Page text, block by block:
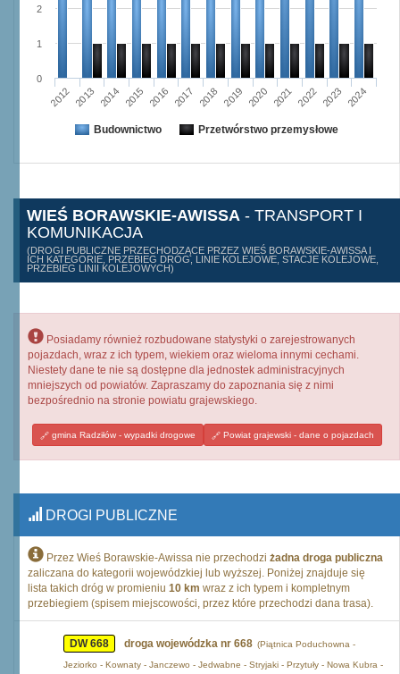
2012 2013 2014 2015 2016 2017 2018 2019 2020 2021 2022 2023 2024
0
1
2
Budownictwo Przetwórstwo przemysłowe
WIEŚ BORAWSKIE-AWISSA - TRANSPORT I
KOMUNIKACJA
(DROGI PUBLICZNE PRZECHODZĄCE PRZEZ WIEŚ BORAWSKIE-AWISSA I
ICH KATEGORIE, PRZEBIEG DRÓG, LINIE KOLEJOWE, STACJE KOLEJOWE,
PRZEBIEG LINII KOLEJOWYCH)
Posiadamy również rozbudowane statystyki o zarejestrowanych
pojazdach, wraz z ich typem, wiekiem oraz wieloma innymi cechami.
Niestety dane te nie są dostępne dla jednostek administracyjnych
mniejszych od powiatów. Zapraszamy do zapoznania się z nimi
bezpośrednio na stronie powiatu grajewskiego.
gmina Radziłów - wypadki drogowe Powiat grajewski - dane o pojazdach
DROGI PUBLICZNE
Przez Wieś Borawskie-Awissa nie przechodzi żadna droga publiczna
zaliczana do kategorii wojewódzkiej lub wyższej. Poniżej znajduje się
lista takich dróg w promieniu 10 km wraz z ich typem i kompletnym
przebiegiem (spisem miejscowości, przez które przechodzi dana trasa).
DW 668 droga wojewódzka nr 668 (Piątnica Poduchowna -
Jeziorko - Kownaty - Janczewo - Jedwabne - Stryjaki - Przytuły - Nowa Kubra -